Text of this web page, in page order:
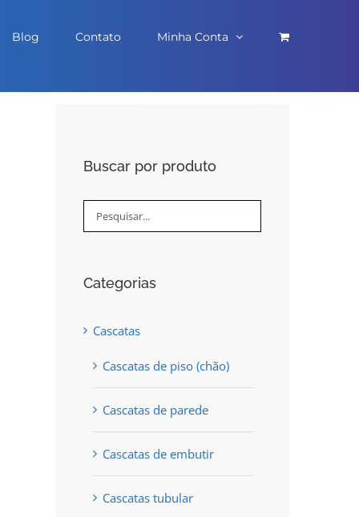
Blog Contato Minha Conta
Buscar por produto
Categorias
Cascatas
Cascatas de piso (chão)
Cascatas de parede
Cascatas de embutir
Cascatas tubular